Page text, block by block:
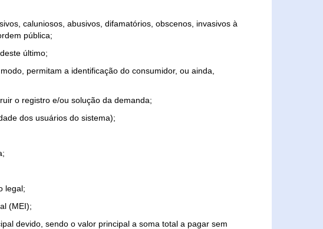
caluniosos, abusivos, difamatórios, obscenos, invasivos à
pública;
último;
permitam a identificação do consumidor, ou ainda,
o registro e/ou solução da demanda;
dos usuários do sistema);
legal;
(MEI);
devido, sendo o valor principal a soma total a pagar sem